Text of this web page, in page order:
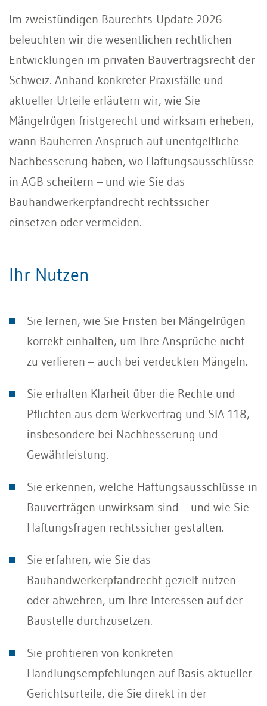
Im zweistündigen Baurechts-Update 2026
beleuchten wir die wesentlichen rechtlichen
Entwicklungen im privaten Bauvertragsrecht der
Schweiz. Anhand konkreter Praxisfälle und
aktueller Urteile erläutern wir, wie Sie
Mängelrügen fristgerecht und wirksam erheben,
wann Bauherren Anspruch auf unentgeltliche
Nachbesserung haben, wo Haftungsausschlüsse
in AGB scheitern – und wie Sie das
Bauhandwerkerpfandrecht rechtssicher
einsetzen oder vermeiden.
Ihr Nutzen
Sie lernen, wie Sie Fristen bei Mängelrügen
korrekt einhalten, um Ihre Ansprüche nicht
zu verlieren – auch bei verdeckten Mängeln.
Sie erhalten Klarheit über die Rechte und
Pflichten aus dem Werkvertrag und SIA 118,
insbesondere bei Nachbesserung und
Gewährleistung.
Sie erkennen, welche Haftungsausschlüsse in
Bauverträgen unwirksam sind – und wie Sie
Haftungsfragen rechtssicher gestalten.
Sie erfahren, wie Sie das
Bauhandwerkerpfandrecht gezielt nutzen
oder abwehren, um Ihre Interessen auf der
Baustelle durchzusetzen.
Sie profitieren von konkreten
Handlungsempfehlungen auf Basis aktueller
Gerichtsurteile, die Sie direkt in der